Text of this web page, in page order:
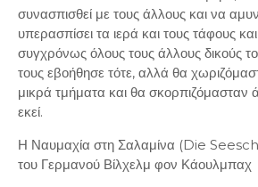
συνασπισθεί με τους άλλους και να
υπερασπίσει τα ιερά και τους τάφους
συγχρόνως όλους τους άλλους δικούς
τους εβοήθησε τότε, αλλά θα
μικρά τμήματα και θα σκορπιζόμασταν
εκεί.
Η Ναυμαχία στη Σαλαμίνα (Die
του Γερμανού Βίλχελμ φον Κάουλμπαχ